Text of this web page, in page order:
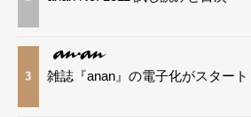
3 雑誌『anan』の電子化がスタート